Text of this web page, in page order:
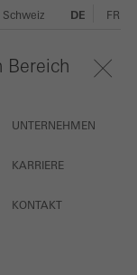
Bereich
UNTERNEHMEN
KARRIERE
KONTAKT
Schweiz DE FR